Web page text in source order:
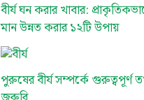
বীর্য ঘন করার খাবার:
মান উন্নত করার ১২টি উপায়
পুরুষের বীর্য সম্পর্কে গুরুত্বপূর্ণ